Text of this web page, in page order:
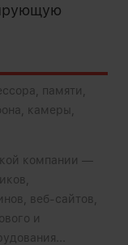
памяти,
камеры,
компании —
веб-сайтов,
и